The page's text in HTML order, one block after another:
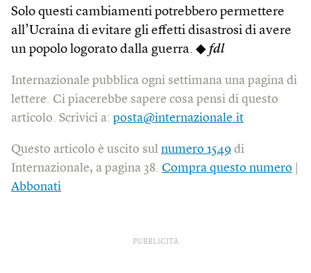
Solo questi cambiamenti potrebbero permettere
all’Ucraina di evitare gli effetti disastrosi di avere
un popolo logorato dalla guerra. ◆ fdl
Internazionale pubblica ogni settimana una pagina di
lettere. Ci piacerebbe sapere cosa pensi di questo
articolo. Scrivici a: posta@internazionale.it
Questo articolo è uscito sul numero 1549 di
Internazionale, a pagina 38. Compra questo numero
Abbonati
PUBBLICITÀ